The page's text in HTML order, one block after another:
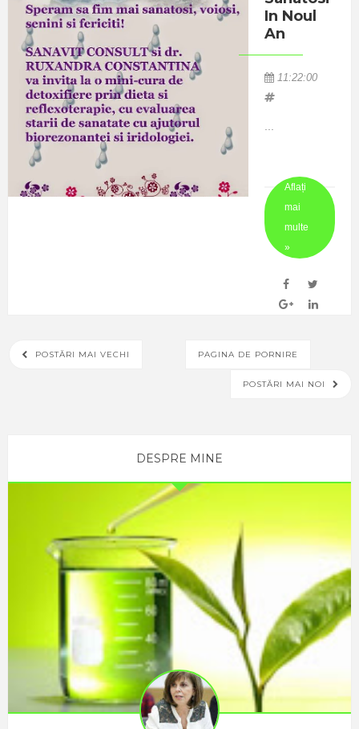
endocrine,
in plus este
nesanatos-
alimentatie in
hipercalorica
(dar saraca in
nu ...
In Noul
An
11:22:00
Aflați
mai
multe
»
POSTĂRI MAI VECHI PAGINA DE PORNIRE
POSTĂRI MAI NOI
DESPRE MINE